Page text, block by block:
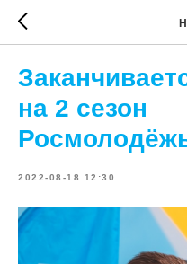
на 2 сезон
2022-08-18 12:30